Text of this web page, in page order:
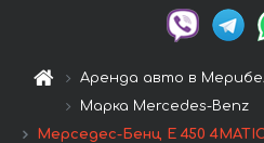
Аренда авто в
Марка Mercedes-Benz
Мерседес-Бенц E 450